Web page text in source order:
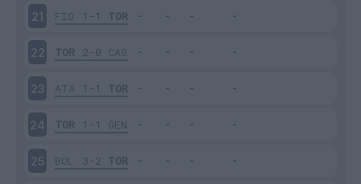
21 FIO 1-1 TOR
22 TOR 2-0 CAG
23 ATA 1-1 TOR
24 TOR 1-1 GEN
25 BOL 3-2 TOR